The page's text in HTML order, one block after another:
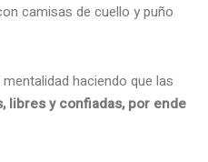
camisas de cuello y puño
haciendo que las
libres y confiadas, por ende